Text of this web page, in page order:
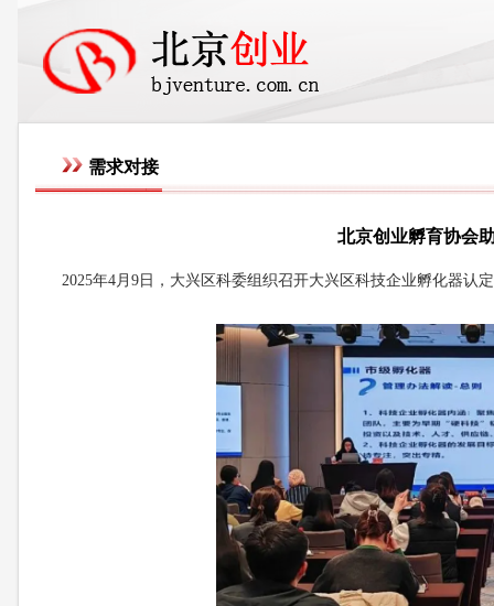
需求对接
北京创业孵育协会
2025年4月9日，大兴区科委组织召开大兴区科技企业孵化器认